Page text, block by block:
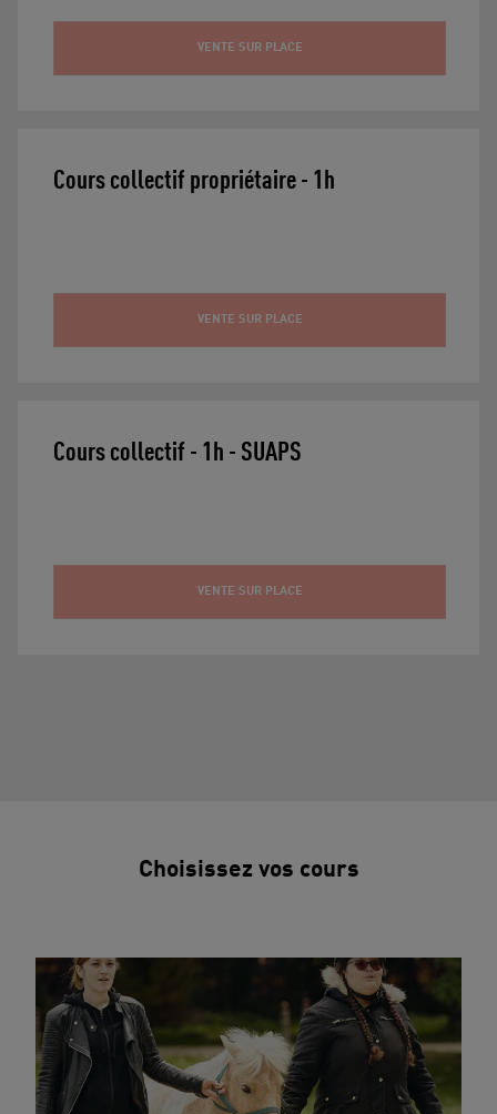
VENTE SUR PLACE
Cours collectif propriétaire - 1h
VENTE SUR PLACE
Cours collectif - 1h - SUAPS
VENTE SUR PLACE
Choisissez vos cours